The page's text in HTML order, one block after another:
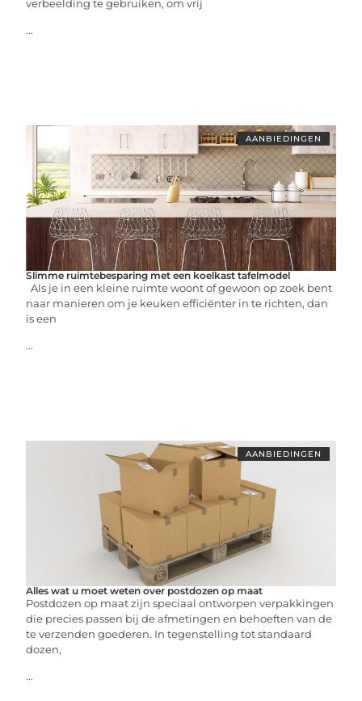
verbeelding te gebruiken, om vrij
...
AANBIEDINGEN
Slimme ruimtebesparing met een koelkast tafelmodel
Als je in een kleine ruimte woont of gewoon op zoek bent
naar manieren om je keuken efficiënter in te richten, dan
is een
...
AANBIEDINGEN
Alles wat u moet weten over postdozen op maat
Postdozen op maat zijn speciaal ontworpen verpakkingen
die precies passen bij de afmetingen en behoeften van de
te verzenden goederen. In tegenstelling tot standaard
dozen,
...